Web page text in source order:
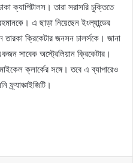
ক্যাপিটালস। তারা সরাসরি চুক্তিতে
এ ছাড়া নিয়েছেন ইংল্যান্ডের
তারকা ক্রিকেটার জনসন চালর্সকে। জানা
সাবেক অস্ট্রেলিয়ান ক্রিকেটার।
ক্লার্কের সঙ্গে। তবে এ ব্যাপারেও